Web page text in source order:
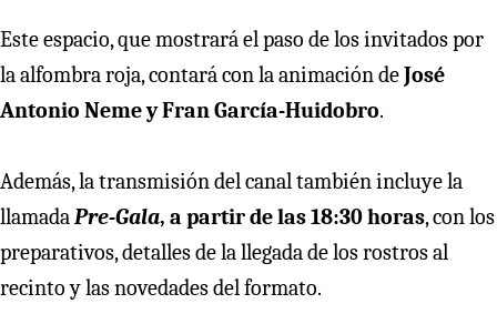
Este espacio, que mostrará el paso de los invitados por
la alfombra roja, contará con la animación deJosé
Antonio Neme y Fran García-Huidobro.
Además, la transmisión del canal también incluye la
llamadaPre-Gala, a partir de las 18:30 horas, con los
preparativos, detalles de la llegada de los rostros al
recinto y las novedades del formato.